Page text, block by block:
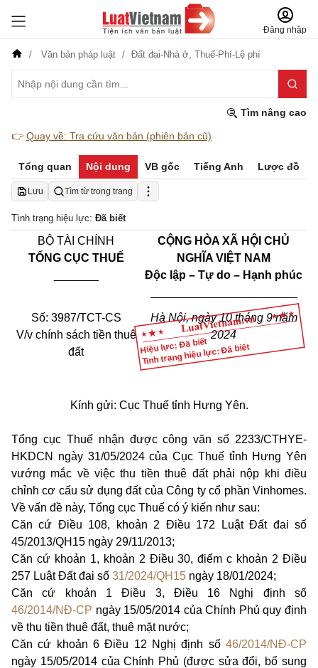
Đăng nhập
Văn bản pháp luật Đất đai-Nhà ở, Thuế-Phí-Lệ phí
Tìm nâng cao
👉 Quay về: Tra cứu văn bản (phiên bản cũ)
Tổng quan Nội dung VB gốc Tiếng Anh Lược đồ
Lưu Tìm từ trong trang
Tình trạng hiệu lực: Đã biết
Hiệu lực: Đã biết
Tình trạng hiệu lực: Đã biết
BỘ TÀI CHÍNH
TỔNG CỤC THUẾ
CỘNG HÒA XÃ HỘI CHỦ
NGHĨA VIỆT NAM
Độc lập – Tự do – Hạnh phúc
Số: 3987/TCT-CS
V/v chính sách tiền thuê
đất
Hà Nội, ngày 10 tháng 9 năm
2024
Kính gửi: Cục Thuế tỉnh Hưng Yên.
Tổng cục Thuế nhận được công văn số 2233/CTHYE-
HKDCN ngày 31/05/2024 của Cục Thuế tỉnh Hưng Yên
vướng mắc về việc thu tiền thuê đất phải nộp khi điều
chỉnh cơ cấu sử dụng đất của Công ty cổ phần Vinhomes.
Về vấn đề này, Tổng cục Thuế có ý kiến như sau:
Căn cứ Điều 108, khoản 2 Điều 172 Luật Đất đai số
45/2013/QH15 ngày 29/11/2013;
Căn cứ khoản 1, khoản 2 Điều 30, điểm c khoản 2 Điều
257 Luật Đất đai số 31/2024/QH15 ngày 18/01/2024;
Căn cứ khoản 1 Điều 3, Điều 16 Nghị định số
46/2014/NĐ-CP ngày 15/05/2014 của Chính Phủ quy định
về thu tiền thuê đất, thuê mặt nước;
Căn cứ khoản 6 Điều 12 Nghị định số 46/2014/NĐ-CP
ngày 15/05/2014 của Chính Phủ (được sửa đổi, bổ sung